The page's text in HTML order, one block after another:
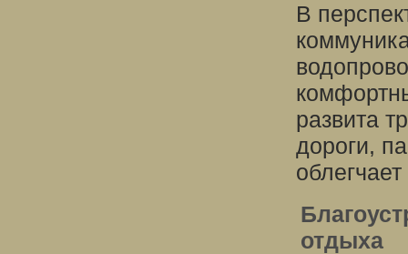
В
развита
дороги,
отдыха